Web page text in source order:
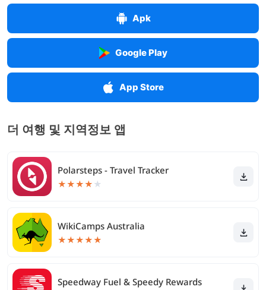
Apk
Google Play
App Store
더 여행 및 지역정보 앱
Polarsteps - Travel Tracker
★★★★ ★
WikiCamps Australia
★★★★★
Speedway Fuel & Speedy Rewards